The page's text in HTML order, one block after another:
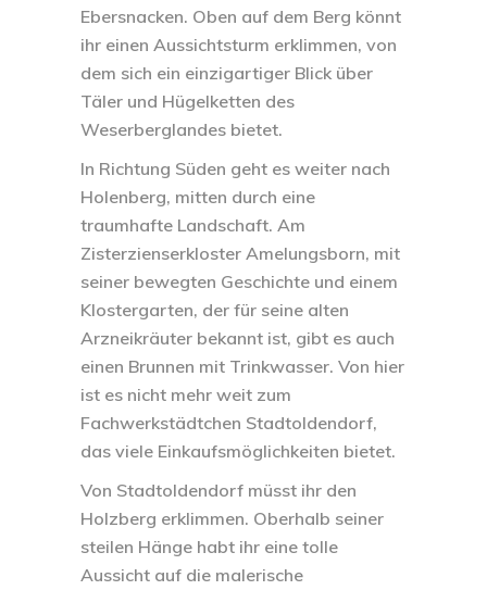
Ebersnacken. Oben auf dem Berg könnt
ihr einen Aussichtsturm erklimmen, von
dem sich ein einzigartiger Blick über
Täler und Hügelketten des
Weserberglandes bietet.
In Richtung Süden geht es weiter nach
Holenberg, mitten durch eine
traumhafte Landschaft. Am
Zisterzienserkloster Amelungsborn, mit
seiner bewegten Geschichte und einem
Klostergarten, der für seine alten
Arzneikräuter bekannt ist, gibt es auch
einen Brunnen mit Trinkwasser. Von hier
ist es nicht mehr weit zum
Fachwerkstädtchen Stadtoldendorf,
das viele Einkaufsmöglichkeiten bietet.
Von Stadtoldendorf müsst ihr den
Holzberg erklimmen. Oberhalb seiner
steilen Hänge habt ihr eine tolle
Aussicht auf die malerische